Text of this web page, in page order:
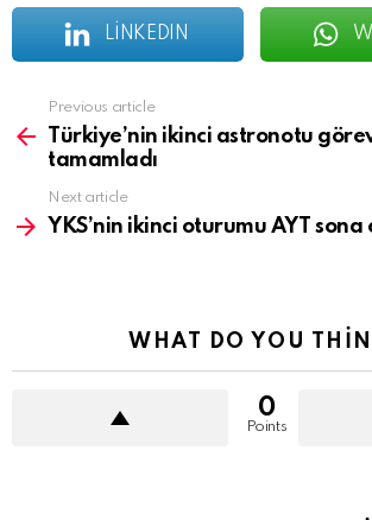
LINKEDIN
more
Previous article
Türkiye’nin ikinci astronotu
tamamladı
Next article
YKS’nin ikinci oturumu AYT sona
WHAT DO YOU
0
Points